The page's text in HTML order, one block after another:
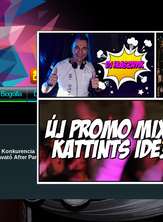
Biográfia Discográfia Képek Letöltés Vendégkönyv
Konkurencia The Club / 2014-11-29 - Lights Off / Last Night
After Party/ 65